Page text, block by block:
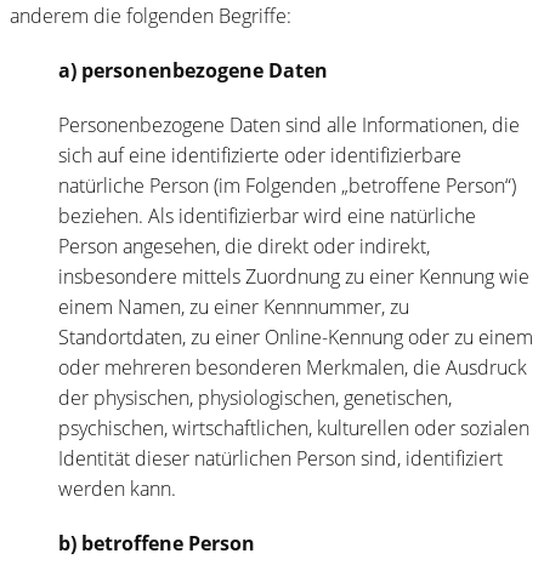
anderem die folgenden Begriffe:
a) personenbezogene Daten
Personenbezogene Daten sind alle Informationen, die
sich auf eine identifizierte oder identifizierbare
natürliche Person (im Folgenden „betroffene Person“)
beziehen. Als identifizierbar wird eine natürliche
Person angesehen, die direkt oder indirekt,
insbesondere mittels Zuordnung zu einer Kennung wie
einem Namen, zu einer Kennnummer, zu
Standortdaten, zu einer Online-Kennung oder zu einem
oder mehreren besonderen Merkmalen, die Ausdruck
der physischen, physiologischen, genetischen,
psychischen, wirtschaftlichen, kulturellen oder sozialen
Identität dieser natürlichen Person sind, identifiziert
werden kann.
b) betroffene Person